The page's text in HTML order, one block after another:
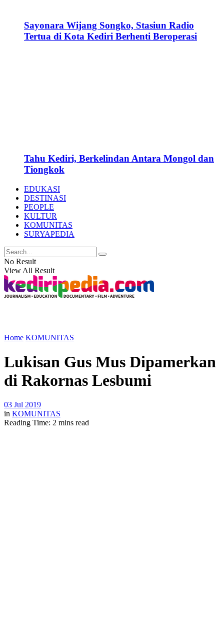
Sayonara Wijang Songko, Stasiun Radio
Tertua di Kota Kediri Berhenti Beroperasi
Tahu Kediri, Berkelindan Antara Mongol dan
Tiongkok
EDUKASI
DESTINASI
PEOPLE
KULTUR
KOMUNITAS
SURYAPEDIA
No Result
View All Result
Home KOMUNITAS
Lukisan Gus Mus Dipamerkan
di Rakornas Lesbumi
03 Jul 2019
in KOMUNITAS
Reading Time: 2 mins read